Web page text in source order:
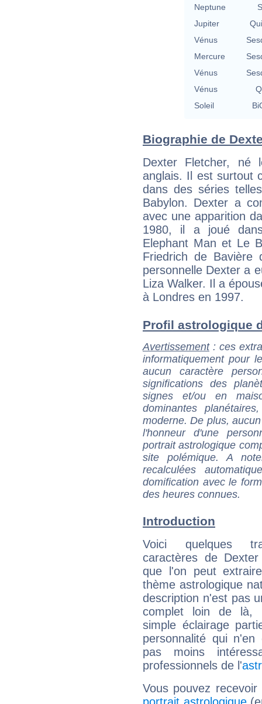
Neptune
Jupiter
Vénus
Mercure
Vénus
Vénus
Soleil
Biographie de
Dexter Fletcher,
anglais. Il est surtout
dans des séries
Babylon. Dexter a
avec une apparition
1980, il a joué
Elephant Man et Le
Friedrich de
personnelle Dexter a
Liza Walker. Il a
à Londres en 1997.
Profil astrologique
Avertissement: ces
informatiquement pour
aucun caractère
significations des
signes et/ou en
dominantes
moderne. De plus,
l'honneur d'une
portrait astrologique
site polémique. A
recalculées
domification avec le
des heures connues.
Introduction
Voici quelques
caractères de
que l'on peut
thème astrologique
description n'est pas
complet loin de là,
simple éclairage
personnalité qui n'en
pas moins
professionnels de l'
Vous pouvez